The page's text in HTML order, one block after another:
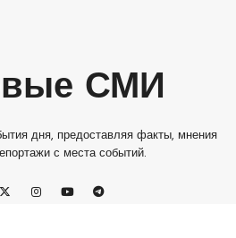
СМИ
дня, предоставляя факты, мнения
с места событий.